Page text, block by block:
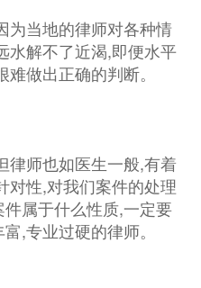
为当地的律师对各种情
水解不了近渴,即便水平
做出正确的判断。
律师也如医生一般,有着
对性,对我们案件的处理
属于什么性质,一定要
,专业过硬的律师。